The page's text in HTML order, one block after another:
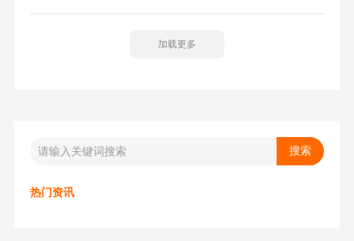
加载更多
热门资讯